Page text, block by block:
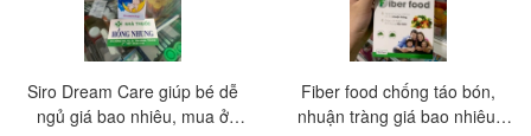
Siro Dream Care giúp bé dễ
ngủ giá bao nhiêu, mua ở
Fiber food chống táo bón,
nhuận tràng giá bao nhiêu,